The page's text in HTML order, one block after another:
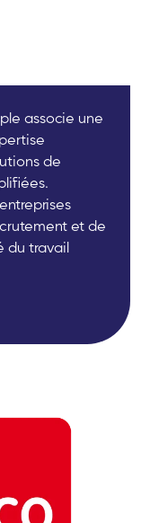
associe une
de
et de
du travail